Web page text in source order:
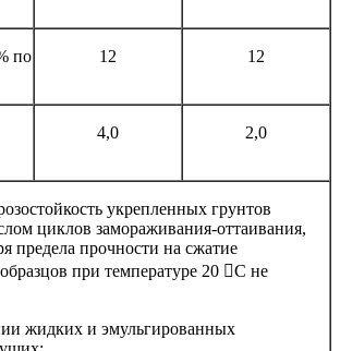
по
12 12
4,0 2,0
укрепленных грунтов
циклов замораживания-оттаивания,
предела прочности на сжатие
при температуре 20 С не
жидких и эмульгированных